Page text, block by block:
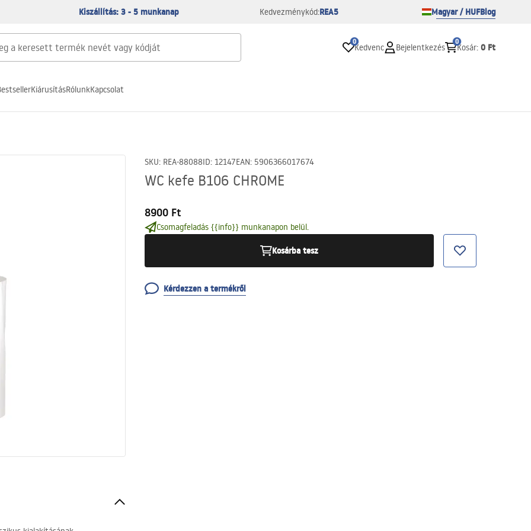
Kiszállítás: 3 - 5 munkanap Kedvezménykód:REA5 Magyar / HUFBlog
0
Kedvenc Bejelentkezés
0
Kosár: 0 Ft
KiárusításRólunkKapcsolat
SKU: REA-88088ID: 12147EAN: 5906366017674
WC kefe B106 CHROME
8900 Ft
Csomagfeladás {{info}} munkanapon belül.
Kosárba tesz
Kérdezzen a termékről